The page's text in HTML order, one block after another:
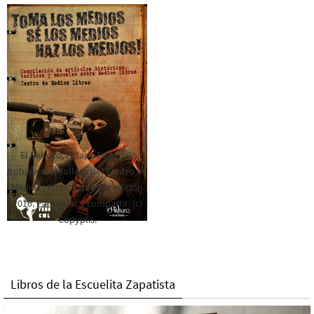
El Rebozo, Palapa Editorial,
publica este folleto del Centro de
Medios Libres. Esta es la edición
2016. Para rolar y compartir. (c)
Copyplis.
Libros de la Escuelita Zapatista